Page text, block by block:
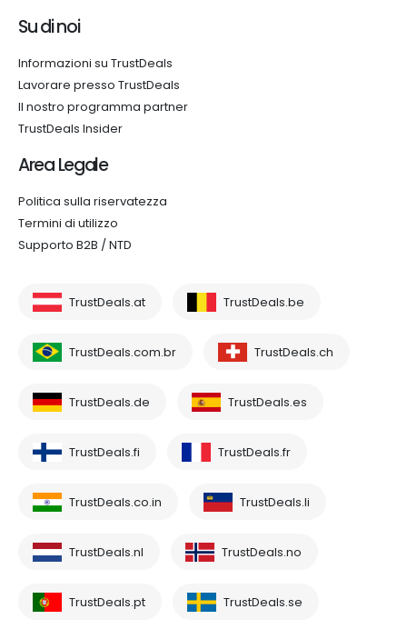
Su di noi
Informazioni su TrustDeals
Lavorare presso TrustDeals
Il nostro programma partner
TrustDeals Insider
Area Legale
Politica sulla riservatezza
Termini di utilizzo
Supporto B2B / NTD
TrustDeals.at TrustDeals.be
TrustDeals.com.br TrustDeals.ch
TrustDeals.de TrustDeals.es
TrustDeals.fi TrustDeals.fr
TrustDeals.co.in TrustDeals.li
TrustDeals.nl TrustDeals.no
TrustDeals.pt TrustDeals.se